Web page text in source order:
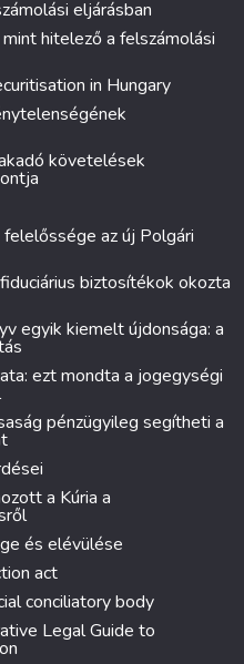
eljárásban
hitelező a felszámolási
in Hungary
követelések
az új Polgári
biztosítékok okozta
egyik kiemelt újdonsága: a
ezt mondta a jogegységi
pénzügyileg segítheti a
a Kúria a
és elévülése
act
conciliatory body
Legal Guide to